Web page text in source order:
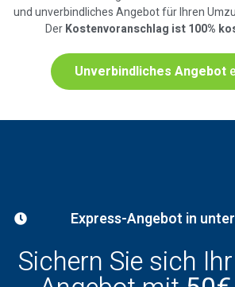
und unverbindliches Angebot für Ihren
DerKostenvoranschlag ist 100%
Unverbindliches Angebot
Express-Angebot in
Sichern Sie sich